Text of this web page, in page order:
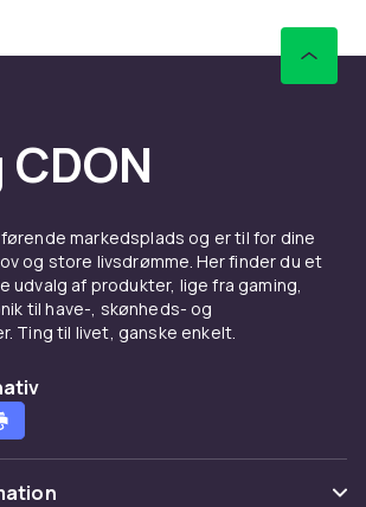
førende markedsplads og er til for dine
og store livsdrømme. Her finder du et
udvalg af produkter, lige fra gaming,
til have-, skønheds- og
Ting til livet, ganske enkelt.